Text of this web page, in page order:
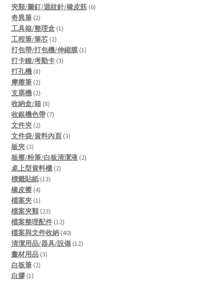
products
夾類/圖釘/迴紋針/橡皮筋 66
奇異筆 22
products
工具箱/整理盒 11
工程筆/筆芯 22
products
打包帶/打包機/伸縮膜 11
打卡鐘/考勤卡 33
打孔機 88
products
摩擦筆 22
products
支票機 22
products
收納盒/箱 88
products
收銀機色帶 77
文件夾 22
products
文件袋/資料內頁 33
板夾 33
products
板擦/粉筆/白板清潔液 22
桌上型資料櫃 22
標籤貼紙 1313
橡皮擦 44
products
檔案夾 11
product
檔案夾類 2323
products
檔案整理配件 1212
products
檔案與文件收納 4040
products
清潔用品/器具/設備 1212
畫材用品 33
白板筆 22
白膠 11